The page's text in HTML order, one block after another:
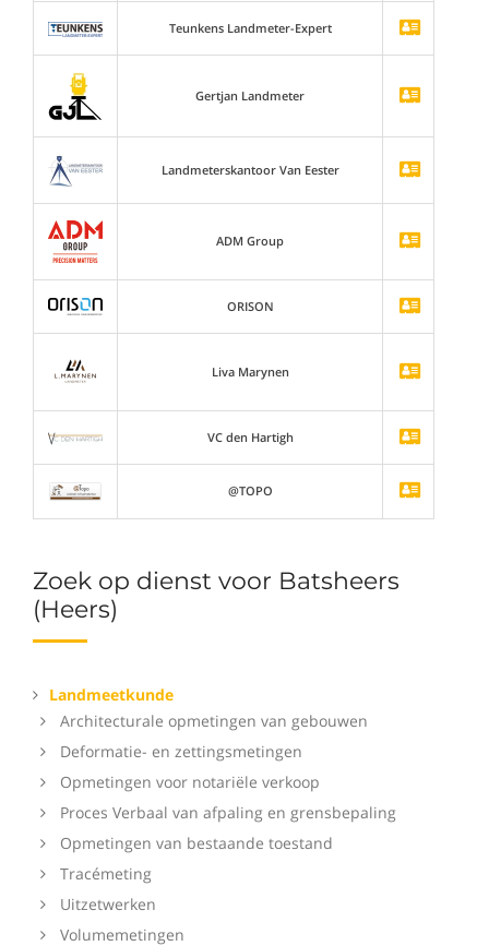
Zoek op dienst voor Batsheers
(Heers)
Landmeetkunde
Architecturale opmetingen van gebouwen
Deformatie- en zettingsmetingen
Opmetingen voor notariële verkoop
Proces Verbaal van afpaling en grensbepaling
Opmetingen van bestaande toestand
Tracémeting
Uitzetwerken
Volumemetingen
Teunkens Landmeter-Expert
Gertjan Landmeter
Landmeterskantoor Van Eester
ADM Group
ORISON
Liva Marynen
VC den Hartigh
@TOPO